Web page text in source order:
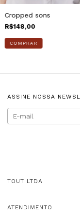
Cropped sons
R$148,00
COMPRAR
ASSINE NOSSA
TOUT LTDA
ATENDIMENTO